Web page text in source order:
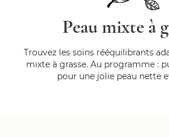
Peau mixte à
Trouvez les soins rééquilibrants
mixte à grasse. Au programme :
pour une jolie peau nette